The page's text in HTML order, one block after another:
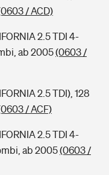
/ ACD)
2.5 TDI 4-
ab 2005(0603 /
2.5 TDI), 128
/ ACF)
2.5 TDI 4-
ab 2005(0603 /